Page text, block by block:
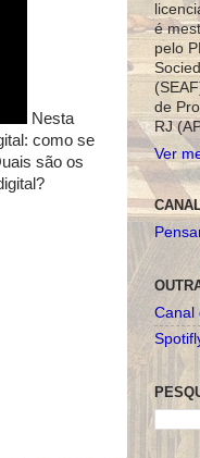
Nesta
como se
são os
é
pelo
de
RJ
Ver
Canal